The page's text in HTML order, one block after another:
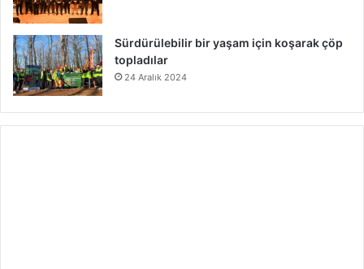
Sürdürülebilir bir yaşam için koşarak çöp
topladılar
24 Aralık 2024